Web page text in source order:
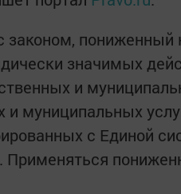
законом,
значимых
и
и муниципальных
с Единой
Применяться